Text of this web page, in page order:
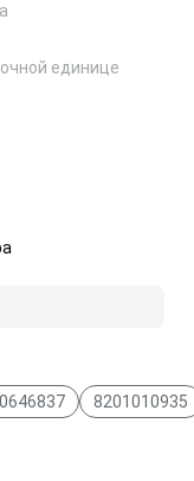
единице
8201010935